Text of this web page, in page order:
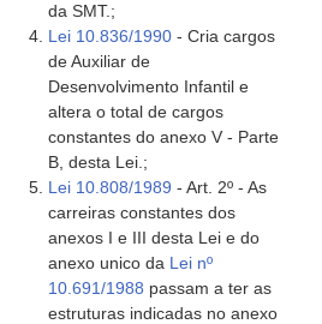
da SMT.;
Lei 10.836/1990 - Cria cargos
de Auxiliar de
Desenvolvimento Infantil e
altera o total de cargos
constantes do anexo V - Parte
B, desta Lei.;
Lei 10.808/1989 - Art. 2º - As
carreiras constantes dos
anexos I e III desta Lei e do
anexo unico da Lei nº
10.691/1988 passam a ter as
estruturas indicadas no anexo